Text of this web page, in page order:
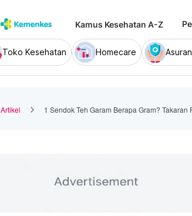
Kamus Kesehatan A-Z
Toko Kesehatan Homecare
Artikel 1 Sendok Teh Garam Berapa Gram? Takaran